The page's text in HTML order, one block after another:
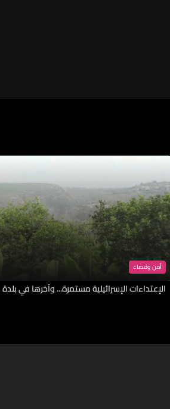
أمن وقضاء
الإعتداءات الإسرائيلية مستمرة... وآخرها في